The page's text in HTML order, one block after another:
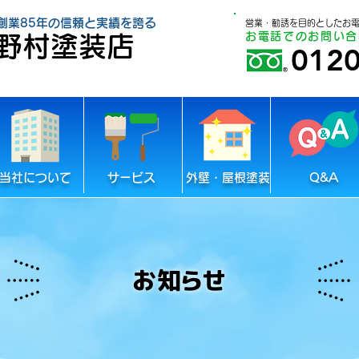
業85年の信頼と実績を誇る
村塗装店
営業・勧誘を目的としたお
お電話でのお問い
当社について サービス 外壁・屋根塗装 Q&A
お知らせ